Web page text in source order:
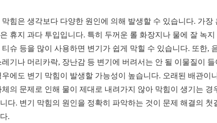
막힘은 생각보다 다양한 원인에 의해 발생할 수 있습니다. 가장
휴지 과다 투입입니다. 특히 두꺼운 롤 화장지나 물에 잘 녹지
티슈 등을 많이 사용하면 변기가 쉽게 막힐 수 있습니다. 또한,
레기나 머리카락, 장난감 등 변기에 버려서는 안 될 이물질이 들
우에도 변기 막힘이 발생할 가능성이 높습니다. 오래된 배관이
체의 문제로 인해 물이 제대로 내려가지 않아 막힘이 생기는 경
다. 변기 막힘의 원인을 정확히 파악하는 것이 문제 해결의 첫
.